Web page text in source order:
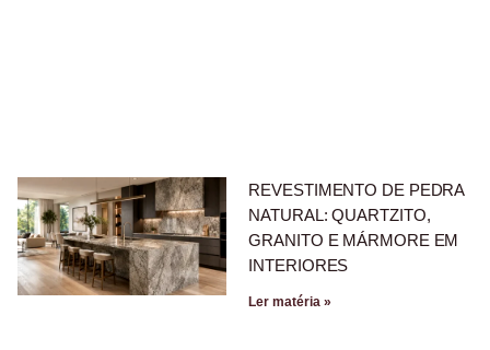
REVESTIMENTO DE PEDRA
NATURAL: QUARTZITO,
GRANITO E MÁRMORE EM
INTERIORES
Ler matéria »